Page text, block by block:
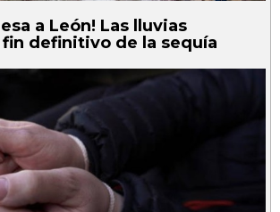
a León! Las lluvias
definitivo de la sequía